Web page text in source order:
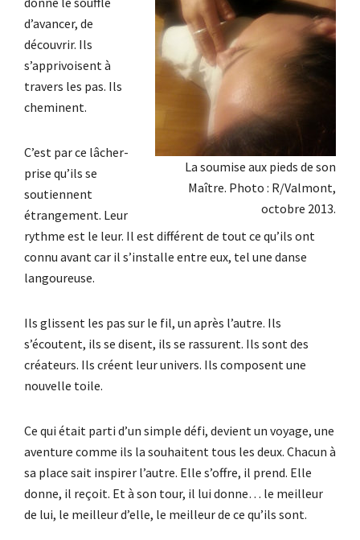
La soumise aux pieds de son
Maître. Photo : R/Valmont,
octobre 2013.
d’avancer, de
découvrir. Ils
s’apprivoisent à
travers les pas. Ils
cheminent.
C’est par ce lâcher-
prise qu’ils se
soutiennent
étrangement. Leur
rythme est le leur. Il est différent de tout ce qu’ils ont
connu avant car il s’installe entre eux, tel une danse
langoureuse.
Ils glissent les pas sur le fil, un après l’autre. Ils
s’écoutent, ils se disent, ils se rassurent. Ils sont des
créateurs. Ils créent leur univers. Ils composent une
nouvelle toile.
Ce qui était parti d’un simple défi, devient un voyage, une
aventure comme ils la souhaitent tous les deux. Chacun à
sa place sait inspirer l’autre. Elle s’offre, il prend. Elle
donne, il reçoit. Et à son tour, il lui donne… le meilleur
de lui, le meilleur d’elle, le meilleur de ce qu’ils sont.